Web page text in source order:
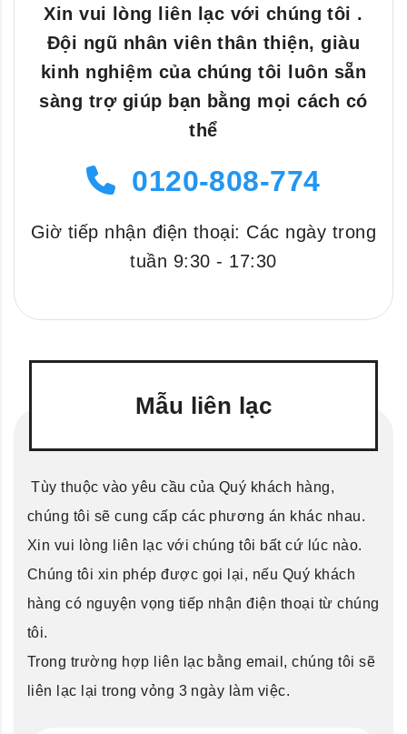
Xin vui lòng liên lạc với chúng tôi .
Đội ngũ nhân viên thân thiện, giàu
kinh nghiệm của chúng tôi luôn sẵn
sàng trợ giúp bạn bằng mọi cách có
thể
0120-808-774
Giờ tiếp nhận điện thoại: Các ngày trong
tuần 9:30 - 17:30
Mẫu liên lạc
Tùy thuộc vào yêu cầu của Quý khách hàng,
chúng tôi sẽ cung cấp các phương án khác nhau.
Xin vui lòng liên lạc với chúng tôi bất cứ lúc nào.
Chúng tôi xin phép được gọi lại, nếu Quý khách
hàng có nguyện vọng tiếp nhận điện thoại từ chúng
tôi.
Trong trường hợp liên lạc bằng email, chúng tôi sẽ
liên lạc lại trong vỏng 3 ngày làm việc.